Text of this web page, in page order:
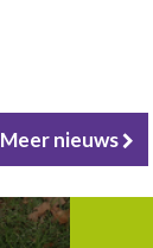
Meer nieuws